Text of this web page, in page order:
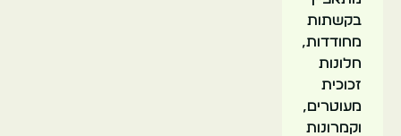
בקשתות
מחודדות,
חלונות
זכוכית
מעוטרים,
וקמרונות